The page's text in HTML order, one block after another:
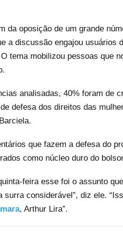
da oposição de um grande
a discussão engajou usuários
tema mobilizou pessoas que
analisadas, 40% foram de
defesa dos direitos das
que fazem a defesa do
como núcleo duro do
feira esse foi o assunto
surra considerável”, diz ele.
, Arthur Lira”.